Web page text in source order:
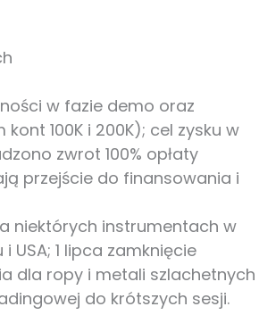
w fazie demo oraz
100K i 200K); cel zysku w
zwrot 100% opłaty
przejście do finansowania i
niektórych instrumentach w
USA; 1 lipca zamknięcie
dla ropy i metali szlachetnych
do krótszych sesji.